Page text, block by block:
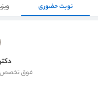
نوبت حضوری
فوق تخصص